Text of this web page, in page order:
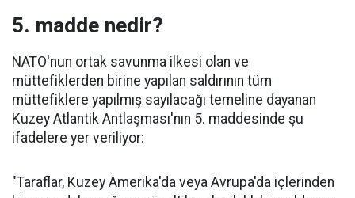
5. madde nedir?
NATO'nun ortak savunma ilkesi olan ve
müttefiklerden birine yapılan saldırının tüm
müttefiklere yapılmış sayılacağı temeline dayanan
Kuzey Atlantik Antlaşması'nın 5. maddesinde şu
ifadelere yer veriliyor:
"Taraflar, Kuzey Amerika'da veya Avrupa'da içlerinden